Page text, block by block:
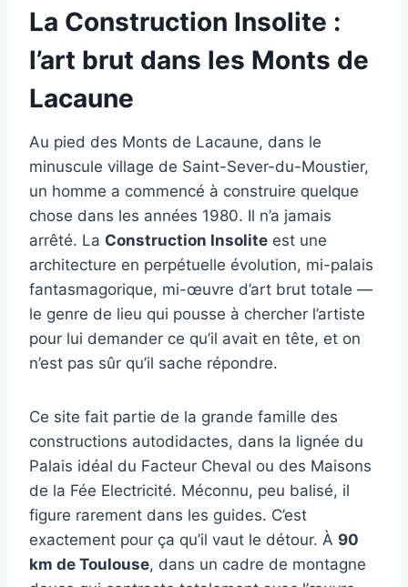
La Construction Insolite :
l’art brut dans les Monts de
Lacaune
Au pied des Monts de Lacaune, dans le
minuscule village de Saint-Sever-du-Moustier,
un homme a commencé à construire quelque
chose dans les années 1980. Il n’a jamais
arrêté. La Construction Insolite est une
architecture en perpétuelle évolution, mi-palais
fantasmagorique, mi-œuvre d’art brut totale —
le genre de lieu qui pousse à chercher l’artiste
pour lui demander ce qu’il avait en tête, et on
n’est pas sûr qu’il sache répondre.
Ce site fait partie de la grande famille des
constructions autodidactes, dans la lignée du
Palais idéal du Facteur Cheval ou des Maisons
de la Fée Electricité. Méconnu, peu balisé, il
figure rarement dans les guides. C’est
exactement pour ça qu’il vaut le détour. À 90
km de Toulouse, dans un cadre de montagne